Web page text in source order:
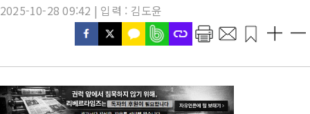
2025-10-28 09:42 | 입력 : 김도윤